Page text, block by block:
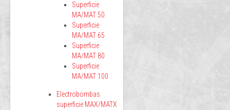
Superficie
MA/MAT 50
Superficie
MA/MAT 65
Superficie
MA/MAT 80
Superficie
MA/MAT 100
Electrobombas
superficie MAX/MATX